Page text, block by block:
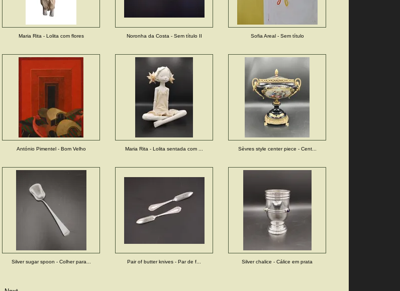
Maria Rita - Lolita com flores Noronha da Costa - Sem título II Sofia Areal - Sem título
António Pimentel - Bom Velho Maria Rita - Lolita sentada com ... Sèvres style center piece - Cent...
Silver sugar spoon - Colher para... Pair of butter knives - Par de f... Silver chalice - Cálice em prata